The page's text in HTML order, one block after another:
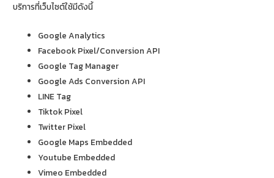
บริการที่เว็บไซต์ใช้มีดังนี้
Google Analytics
Facebook Pixel/Conversion API
Google Tag Manager
Google Ads Conversion API
LINE Tag
Tiktok Pixel
Twitter Pixel
Google Maps Embedded
Youtube Embedded
Vimeo Embedded